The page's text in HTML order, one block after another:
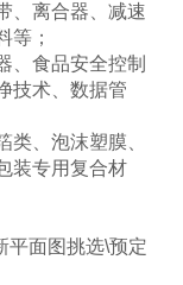
、离合器、减速
等；
、食品安全控制
技术、数据管
、泡沫塑膜、
装专用复合材
平面图挑选\预定